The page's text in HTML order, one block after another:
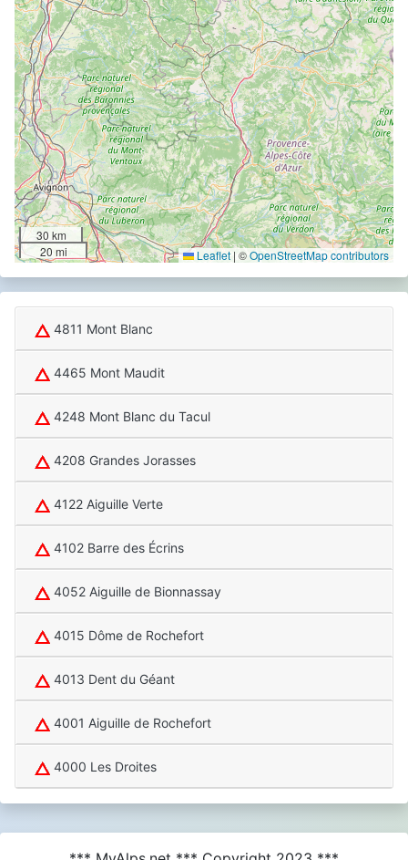
30 km
20 mi
Leaflet | ©OpenStreetMap contributors
4811 Mont Blanc
4465 Mont Maudit
4248 Mont Blanc du Tacul
4208 Grandes Jorasses
4122 Aiguille Verte
4102 Barre des Écrins
4052 Aiguille de Bionnassay
4015 Dôme de Rochefort
4013 Dent du Géant
4001 Aiguille de Rochefort
4000 Les Droites